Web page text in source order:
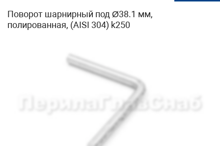
Поворот шарнирный под Ø38.1 мм,
полированная, (AISI 304) k250